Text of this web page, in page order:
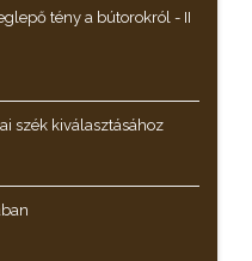
tény a bútorokról - II
szék kiválasztásához